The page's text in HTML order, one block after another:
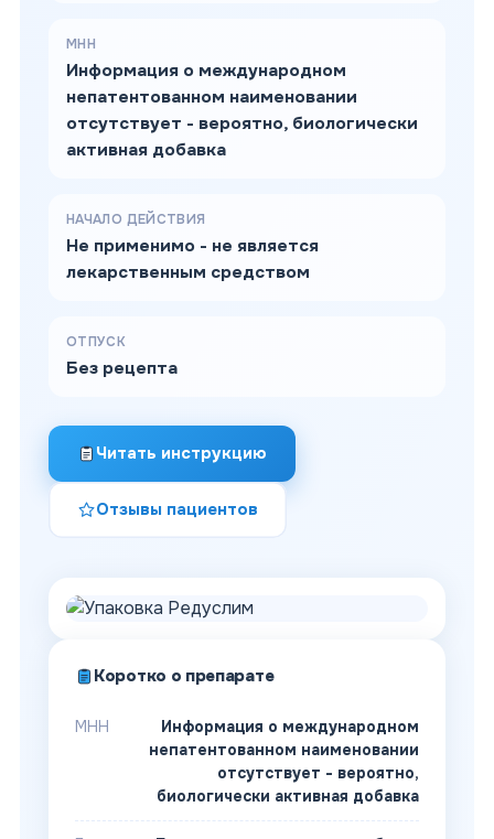
МНН
Информация о международном
непатентованном наименовании
отсутствует - вероятно, биологически
активная добавка
НАЧАЛО ДЕЙСТВИЯ
Не применимо - не является
лекарственным средством
ОТПУСК
Без рецепта
Читать инструкцию
Отзывы пациентов
Коротко о препарате
МНН
Информация о международном
непатентованном наименовании
отсутствует - вероятно,
биологически активная добавка